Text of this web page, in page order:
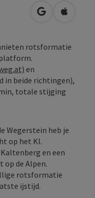
Openen in
rotsformatie
en
in beide richtingen),
totale stijging
Wegerstein heb je
op het Kl.
en een
de Alpen.
rotsformatie
ijstijd.